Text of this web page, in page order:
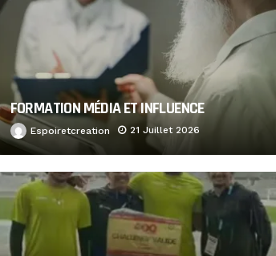
FORMATION MÉDIA ET INFLUENCE
Espoiretcreation 21 Juillet 2026